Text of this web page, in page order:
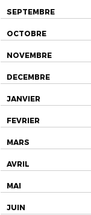
SEPTEMBRE
OCTOBRE
NOVEMBRE
DECEMBRE
JANVIER
FEVRIER
MARS
AVRIL
MAI
JUIN